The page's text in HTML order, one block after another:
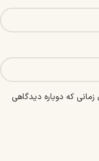
که دوباره دیدگاهی